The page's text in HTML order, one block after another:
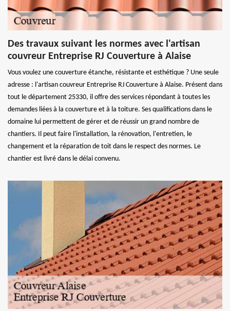
Des travaux suivant les normes avec l'artisan
couvreur Entreprise RJ Couverture à Alaise
Vous voulez une couverture étanche, résistante et esthétique ? Une seule
adresse : l'artisan couvreur Entreprise RJ Couverture à Alaise. Présent dans
tout le département 25330, il offre des services répondant à toutes les
demandes liées à la couverture et à la toiture. Ses qualifications dans le
domaine lui permettent de gérer et de réussir un grand nombre de
chantiers. Il peut faire l'installation, la rénovation, l'entretien, le
changement et la réparation de toit dans le respect des normes. Le
chantier est livré dans le délai convenu.